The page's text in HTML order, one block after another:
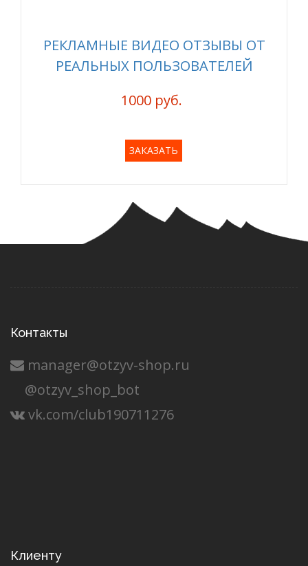
РЕКЛАМНЫЕ ВИДЕО ОТЗЫВЫ ОТ
РЕАЛЬНЫХ ПОЛЬЗОВАТЕЛЕЙ
1000 руб.
ЗАКАЗАТЬ
Контакты
manager@otzyv-shop.ru
@otzyv_shop_bot
vk.com/club190711276
Клиенту